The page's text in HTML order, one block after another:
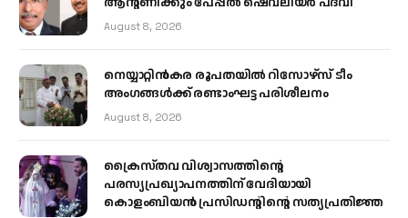
August 8, 2026
നെയ്യാറ്റിൻകര രൂപതയിൽ റിസോഴ്സ് ടീം
അംഗങ്ങൾക്ക് രണ്ടാംഘട്ട പരിശീലനം
August 8, 2026
ക്രൈസ്തവ വിശ്വാസത്തിന്റെ
പരസ്യപ്രഖ്യാപനത്തിന് വേദിയായി
കൊളംബിയൻ പ്രസിഡന്റിന്റെ സത്യപ്രതിജ്ഞ